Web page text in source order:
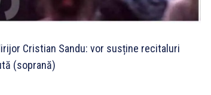
Cristian Sandu: vor susține recitaluri
(soprană)